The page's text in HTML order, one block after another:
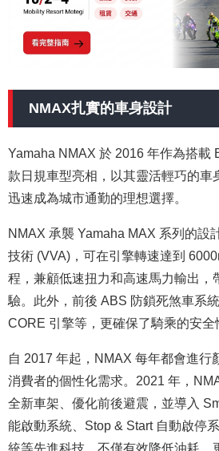
NMAX扎實的車身設計
Yamaha NMAX 於 2016 年作為搭載
款日規車型亮相，以其靈活輕巧的車
迅速成為城市通勤的理想選擇。
NMAX 承襲 Yamaha MAX 系列的設
技術 (VVA)，可在引擎轉速達到
程，兼顧低速扭力和高速馬力輸出，
驗。此外，前後 ABS 防鎖死煞車系
CORE 引擎等，更確保了騎乘的安全
自 2017 年起，NMAX 每年都會進行
消費者的個性化需求。2021 年，
全新車架、優化前後避震，並導入
能啟動系統、Stop & Start 自動啟停
統等先進科技，不僅有效降低油耗，